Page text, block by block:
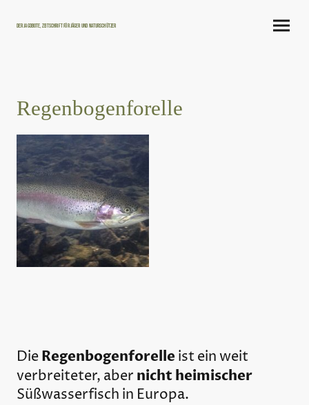
Der Jagdbote, Zeitschrift für Jäger und Naturschützer
Regenbogenforelle
DieRegenbogenforelle ist ein weit
verbreiteter, aber nicht heimischer
Süßwasserfisch in Europa.